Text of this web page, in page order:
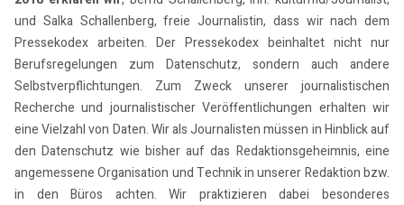
und Salka Schallenberg, freie Journalistin, dass wir nach dem
Pressekodex arbeiten. Der Pressekodex beinhaltet nicht nur
Berufsregelungen zum Datenschutz, sondern auch andere
Selbstverpflichtungen. Zum Zweck unserer journalistischen
Recherche und journalistischer Veröffentlichungen erhalten wir
eine Vielzahl von Daten. Wir als Journalisten müssen in Hinblick auf
den Datenschutz wie bisher auf das Redaktionsgeheimnis, eine
angemessene Organisation und Technik in unserer Redaktion bzw.
in den Büros achten. Wir praktizieren dabei besonderes